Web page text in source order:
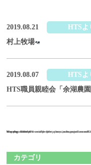
2019.08.21
HTSよ
村上牧場
2019.08.07
HTSよ
HTS職員親睦会「余湖農園
Warning: Undefined variable $the_query in/home/
Warning: Attempt to read property "max_num_pages" on null
/home/sakuraxex02/hts-grouphome.com/public_html/wordpress/wp-content/themes/hts/archive-blog.phpon line47
カテゴリ